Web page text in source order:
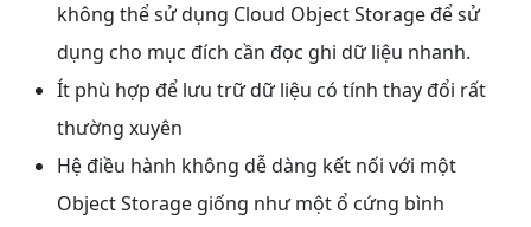
không thể sử dụng Cloud Object Storage để sử
dụng cho mục đích cần đọc ghi dữ liệu nhanh.
Ít phù hợp để lưu trữ dữ liệu có tính thay đổi rất
thường xuyên
Hệ điều hành không dễ dàng kết nối với một
Object Storage giống như một ổ cứng bình